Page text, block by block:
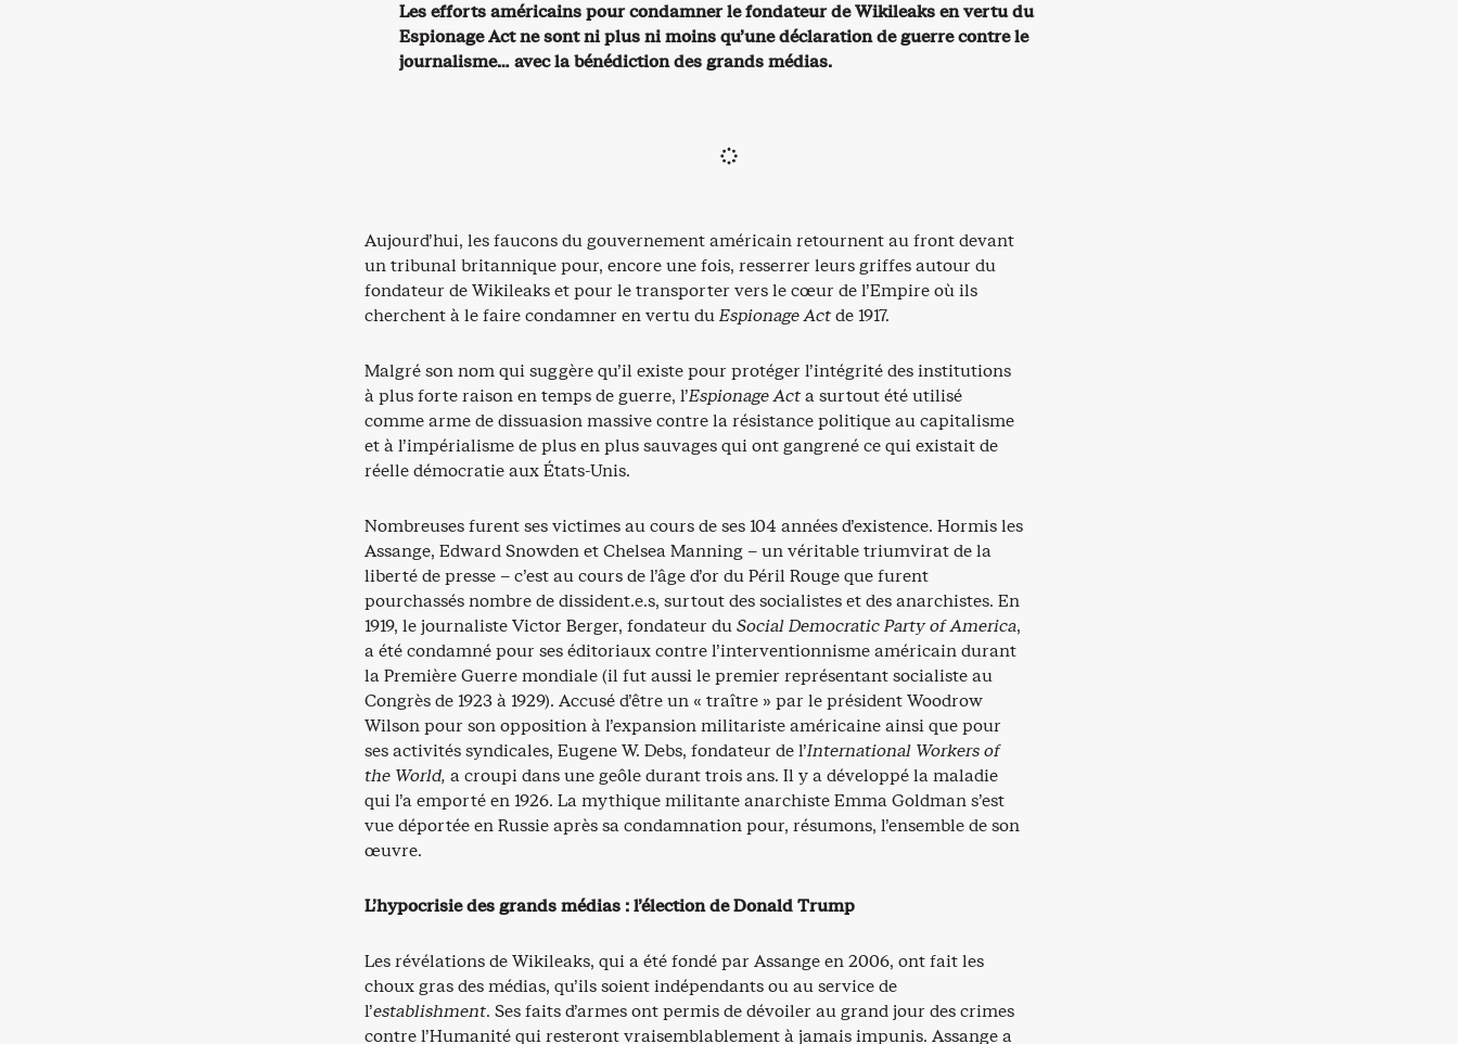
Les efforts américains pour condamner le fondateur de Wikileaks en vertu du
Espionage Act ne sont ni plus ni moins qu’une déclaration de guerre contre le
journalisme… avec la bénédiction des grands médias.
Aujourd’hui, les faucons du gouvernement américain retournent au front devant
un tribunal britannique pour, encore une fois, resserrer leurs griffes autour du
fondateur de Wikileaks et pour le transporter vers le cœur de l’Empire où ils
cherchent à le faire condamner en vertu duEspionage Actde 1917.
Malgré son nom qui suggère qu’il existe pour protéger l’intégrité des institutions
à plus forte raison en temps de guerre, l’Espionage Acta surtout été utilisé
comme arme de dissuasion massive contre la résistance politique au capitalisme
et à l’impérialisme de plus en plus sauvages qui ont gangrené ce qui existait de
réelle démocratie aux États-Unis.
Nombreuses furent ses victimes au cours de ses 104 années d’existence. Hormis les
Assange, Edward Snowden et Chelsea Manning – un véritable triumvirat de la
liberté de presse – c’est au cours de l’âge d’or du Péril Rouge que furent
pourchassés nombre de dissident.e.s, surtout des socialistes et des anarchistes. En
1919, le journaliste Victor Berger, fondateur duSocial Democratic Party of America,
a été condamné pour ses éditoriaux contre l’interventionnisme américain durant
la Première Guerre mondiale (il fut aussi le premier représentant socialiste au
Congrès de 1923 à 1929). Accusé d’être un « traître » par le président Woodrow
Wilson pour son opposition à l’expansion militariste américaine ainsi que pour
ses activités syndicales, Eugene W. Debs, fondateur de l’International Workers of
the World, a croupi dans une geôle durant trois ans. Il y a développé la maladie
qui l’a emporté en 1926. La mythique militante anarchiste Emma Goldman s’est
vue déportée en Russie après sa condamnation pour, résumons, l’ensemble de son
œuvre.
L’hypocrisie des grands médias : l’élection de Donald Trump
Les révélations de Wikileaks, qui a été fondé par Assange en 2006, ont fait les
choux gras des médias, qu’ils soient indépendants ou au service de
l’establishment. Ses faits d’armes ont permis de dévoiler au grand jour des crimes
contre l’Humanité qui resteront vraisemblablement à jamais impunis. Assange a